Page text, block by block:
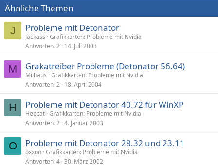
Ähnliche Themen
J Probleme mit Detonator
Jackass Grafikkarten: Probleme mit Nvidia
Antworten 2 14. Juli 2003
M Grakatreiber Probleme (Detonator 56.64)
Milhaus Grafikkarten: Probleme mit Nvidia
Antworten 2 18. April 2004
H Probleme mit Detonator 40.72 für WinXP
Hepcat Grafikkarten: Probleme mit Nvidia
Antworten 2 4. Januar 2003
O Probleme mit Detonator 28.32 und 23.11
oxxon Grafikkarten: Probleme mit Nvidia
Antworten 4 30. März 2002